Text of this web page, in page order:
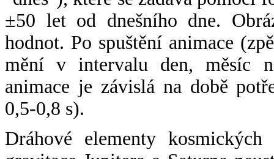
±50 let od dnešního dne.
hodnot. Po spuštění animace
mění v intervalu den, měsíc
animace je závislá na době
0,5-0,8 s).
Dráhové elementy